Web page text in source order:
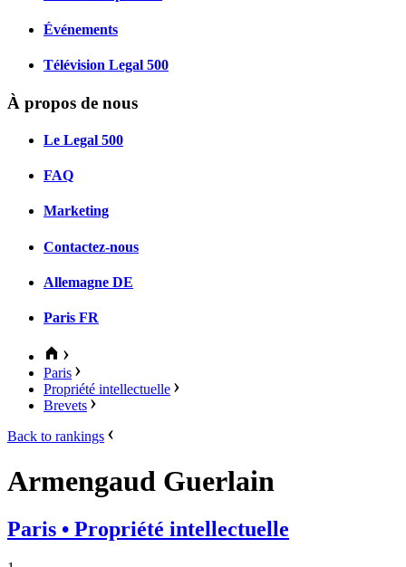
Événements
Télévision Legal 500
À propos de nous
Le Legal 500
FAQ
Marketing
Contactez-nous
Allemagne DE
Paris FR
Paris
Propriété intellectuelle
Brevets
Back to rankings
Armengaud Guerlain
Paris • Propriété intellectuelle